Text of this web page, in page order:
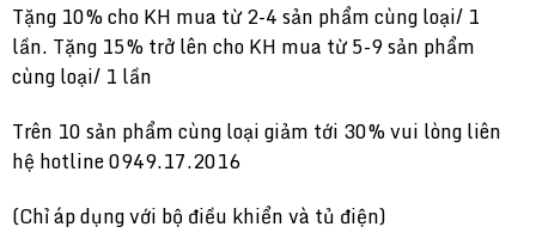
Tặng 10% cho KH mua từ 2-4 sản phẩm cùng loại/ 1
lần. Tặng 15% trở lên cho KH mua từ 5-9 sản phẩm
cùng loại/ 1 lần
Trên 10 sản phẩm cùng loại giảm tới 30% vui lòng liên
hệ hotline 0949.17.2016
(Chỉ áp dụng với bộ điều khiển và tủ điện)